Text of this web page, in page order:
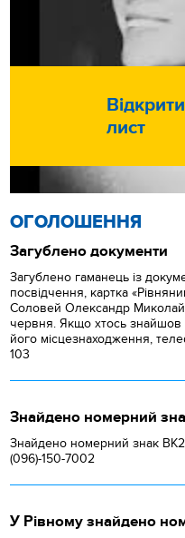
лист
ОГОЛОШЕННЯ
Загублено документи
Загублено гаманець із
посвідчення, картка
Соловей Олександр
червня. Якщо хтось
його місцезнаходження,
103
Знайдено номерний
Знайдено номерний знак
(096)-150-7002
У Рівному знайдено